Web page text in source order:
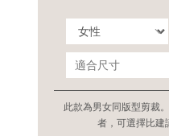
此款為男女同版型剪裁
者，可選擇比建